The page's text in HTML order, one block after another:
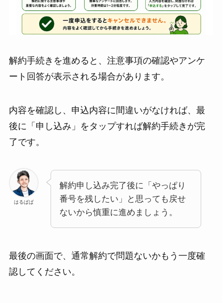
解約手続きを進めると、注意事項の確認やアンケ
ート回答が表示される場合があります。
内容を確認し、申込内容に間違いがなければ、最
後に「申し込み」をタップすれば解約手続きが完
了です。
はるぱぱ
解約申し込み完了後に「やっぱり
番号を残したい」と思っても戻せ
ないから慎重に進めましょう。
最後の画面で、通常解約で問題ないかもう一度確
認してください。